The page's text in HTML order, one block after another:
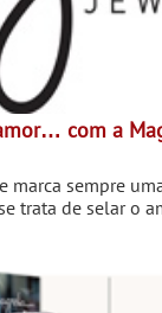
com a
marca sempre
trata de selar o
e com ela o